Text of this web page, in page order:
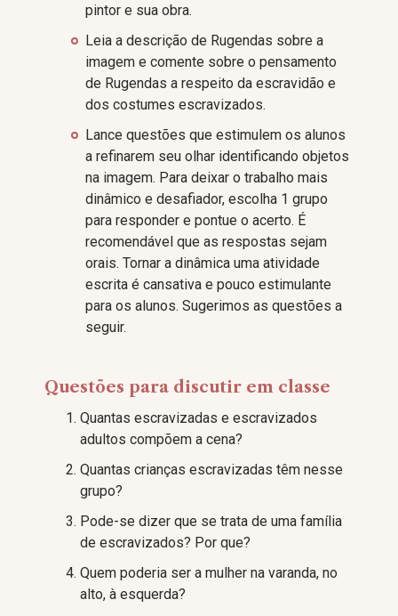
pintor e sua obra.
Leia a descrição de Rugendas sobre a
imagem e comente sobre o pensamento
de Rugendas a respeito da escravidão e
dos costumes escravizados.
Lance questões que estimulem os alunos
a refinarem seu olhar identificando objetos
na imagem. Para deixar o trabalho mais
dinâmico e desafiador, escolha 1 grupo
para responder e pontue o acerto. É
recomendável que as respostas sejam
orais. Tornar a dinâmica uma atividade
escrita é cansativa e pouco estimulante
para os alunos. Sugerimos as questões a
seguir.
Questões para discutir em classe
Quantas escravizadas e escravizados
adultos compõem a cena?
Quantas crianças escravizadas têm nesse
grupo?
Pode-se dizer que se trata de uma família
de escravizados? Por que?
Quem poderia ser a mulher na varanda, no
alto, à esquerda?